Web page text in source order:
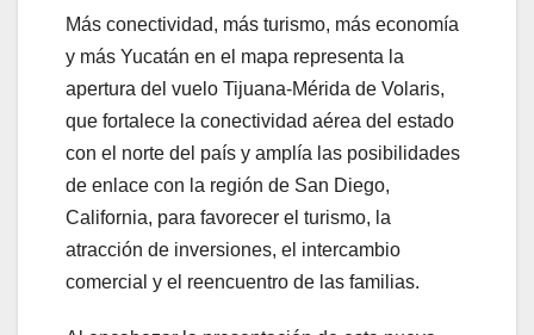
Más conectividad, más turismo, más economía
y más Yucatán en el mapa representa la
apertura del vuelo Tijuana-Mérida de Volaris,
que fortalece la conectividad aérea del estado
con el norte del país y amplía las posibilidades
de enlace con la región de San Diego,
California, para favorecer el turismo, la
atracción de inversiones, el intercambio
comercial y el reencuentro de las familias.